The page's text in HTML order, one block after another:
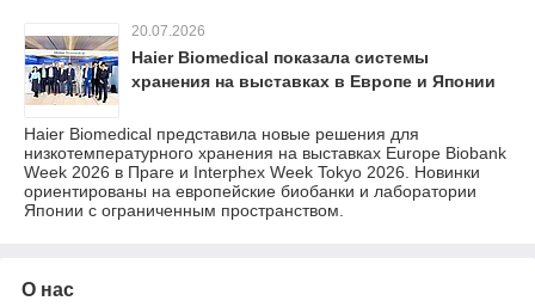
20.07.2026
Haier Biomedical показала системы
хранения на выставках в Европе и Японии
Haier Biomedical представила новые решения для
низкотемпературного хранения на выставках Europe Biobank
Week 2026 в Праге и Interphex Week Tokyo 2026. Новинки
ориентированы на европейские биобанки и лаборатории
Японии с ограниченным пространством.
О нас